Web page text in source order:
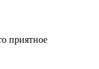
приятное